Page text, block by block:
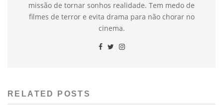
missão de tornar sonhos realidade. Tem medo de
filmes de terror e evita drama para não chorar no
cinema.
RELATED POSTS